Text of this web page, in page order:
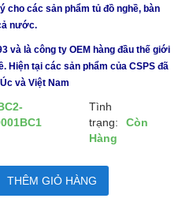
cho các sản phẩm tủ đồ nghề, bàn
nước.
và là công ty OEM hàng đầu thế giới
Hiện tại các sản phẩm của CSPS đã
và Việt Nam
Tình
trạng:
Còn
Hàng